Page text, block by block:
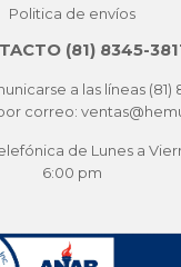
Politica de envíos
(81) 8345-
a las líneas (81)
correo:
de Lunes a
6:00 pm